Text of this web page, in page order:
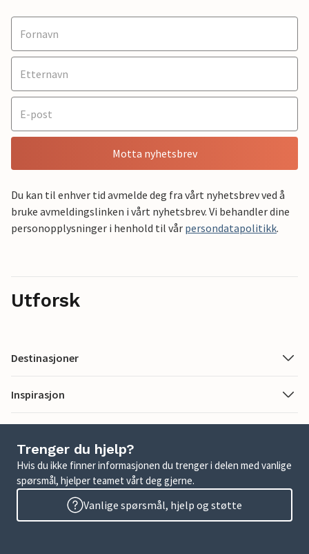
Motta nyhetsbrev
Du kan til enhver tid avmelde deg fra vårt nyhetsbrev ved å
bruke avmeldingslinken i vårt nyhetsbrev. Vi behandler dine
personopplysninger i henhold til vår persondatapolitikk.
Utforsk
Destinasjoner
Inspirasjon
Trenger du hjelp?
Hvis du ikke finner informasjonen du trenger i delen med vanlige
spørsmål, hjelper teamet vårt deg gjerne.
Vanlige spørsmål, hjelp og støtte